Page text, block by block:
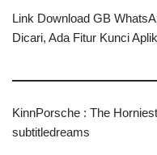
Link Download GB
Dicari, Ada Fitur Kunci
KinnPorsche : The
subtitledreams